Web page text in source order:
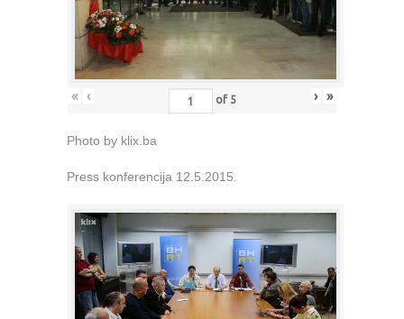
« ‹ of 5 › »
Photo by klix.ba
Press konferencija 12.5.2015.